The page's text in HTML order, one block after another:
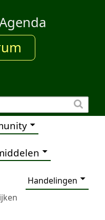
Handelingen